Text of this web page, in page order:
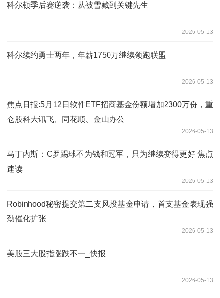
科尔顿季后赛逆袭：从被雪藏到关键先生
2026-05-13
科尔续约勇士两年，年薪1750万继续领跑联盟
2026-05-13
焦点日报:5月12日软件ETF招商基金份额增加2300万份，重
仓股科大讯飞、同花顺、金山办公
2026-05-13
马丁内斯：C罗踢球不为钱和冠军，只为继续变得更好 焦点
速读
2026-05-13
Robinhood秘密提交第二支风投基金申请，首支基金表现强
劲催化扩张
2026-05-13
美股三大股指涨跌不一_快报
2026-05-13